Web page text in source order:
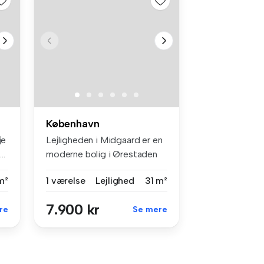
København
Lejligheden i Midgaard er en
moderne bolig i Ørestaden
1 værelse
Lejlighed 31 m²
7.900 kr Se mere